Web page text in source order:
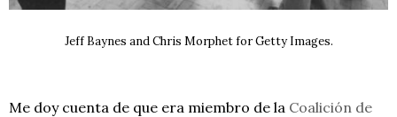
Jeff Baynes and Chris Morphet for Getty Images.
Me doy cuenta de que era miembro de la Coalición de